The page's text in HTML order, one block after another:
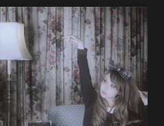
3VWEpd2juI — 終末のダイヤモ
6, 2026 Nekozuki Mei era ex-
como guitarrista, participando
da franquia BanG Dream! ,
jogos e bandas, além de atuar na
Kantai Collection (KanCo...